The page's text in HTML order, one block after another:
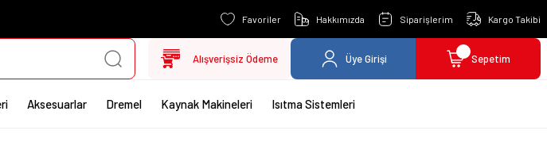
Favoriler Hakkımızda Siparişlerim Kargo Takibi
Alışverişsiz Ödeme Üye Girişi Sepetim
Aksesuarlar Dremel Kaynak Makineleri Isıtma Sistemleri